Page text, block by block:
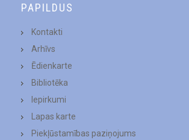
PAPILDUS
Kontakti
Arhīvs
Ēdienkarte
Bibliotēka
Iepirkumi
Lapas karte
Piekļūstamības paziņojums